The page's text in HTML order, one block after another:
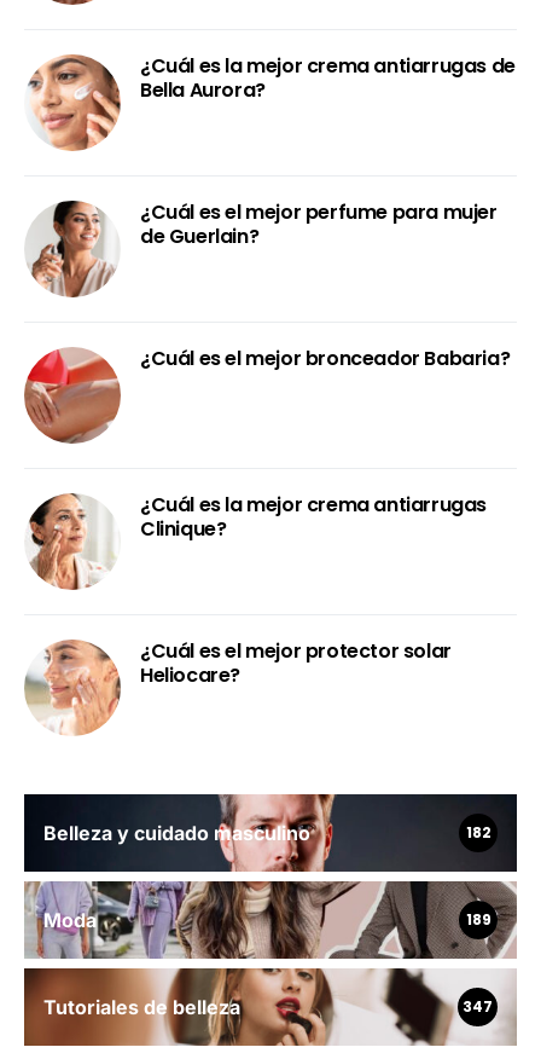
¿Cuál es la mejor crema antiarrugas de
Bella Aurora?
¿Cuál es el mejor perfume para mujer
de Guerlain?
¿Cuál es el mejor bronceador Babaria?
¿Cuál es la mejor crema antiarrugas
Clinique?
¿Cuál es el mejor protector solar
Heliocare?
Belleza y cuidado masculino 182
Moda 189
Tutoriales de belleza 347